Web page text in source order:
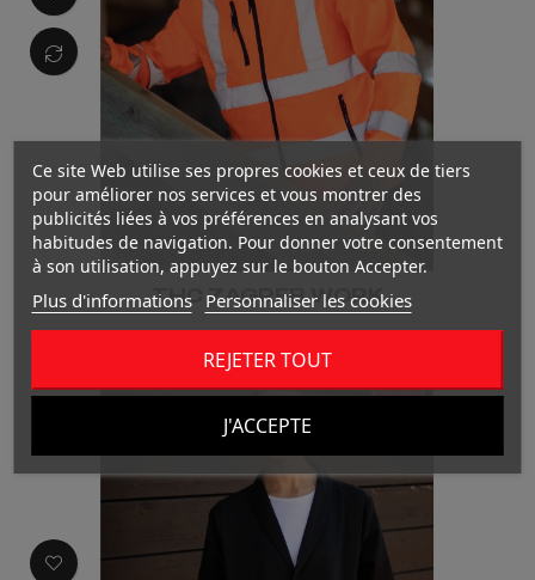
THC ZAGREB WORK
Ce site Web utilise ses propres cookies et ceux de tiers
pour améliorer nos services et vous montrer des
publicités liées à vos préférences en analysant vos
habitudes de navigation. Pour donner votre consentement
à son utilisation, appuyez sur le bouton Accepter.
Plus d'informations Personnaliser les cookies
REJETER TOUT
J'ACCEPTE